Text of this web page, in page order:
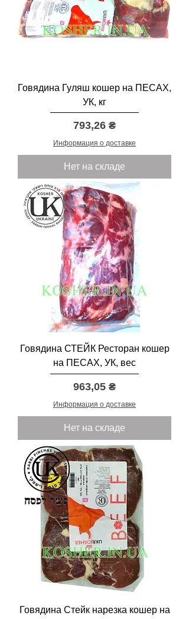
Говядина Гуляш кошер на ПЕСАХ,
УК, кг
Цена
793,26 ₴
Информация о доставке
Нет на складе
Говядина СТЕЙК Ресторан кошер
на ПЕСАХ, УК, вес
Цена
963,05 ₴
Информация о доставке
Нет на складе
Говядина Стейк нарезка кошер на